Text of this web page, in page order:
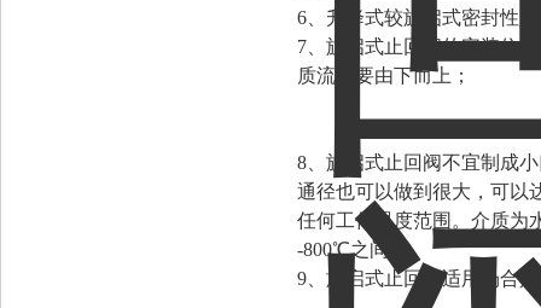
6、升降式较旋启式密封性
7、旋启式止回阀的安装位
质流向要由下而上；
8、旋启式止回阀不宜制成
通径也可以做到很大，可以
任何工作温度范围。介质为
-800℃之间；
9、旋启式止回阀适用场合